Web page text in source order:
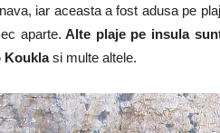
iar aceasta a fost adusa pe
aparte. Alte plaje pe insula
Kouklasi multe altele.